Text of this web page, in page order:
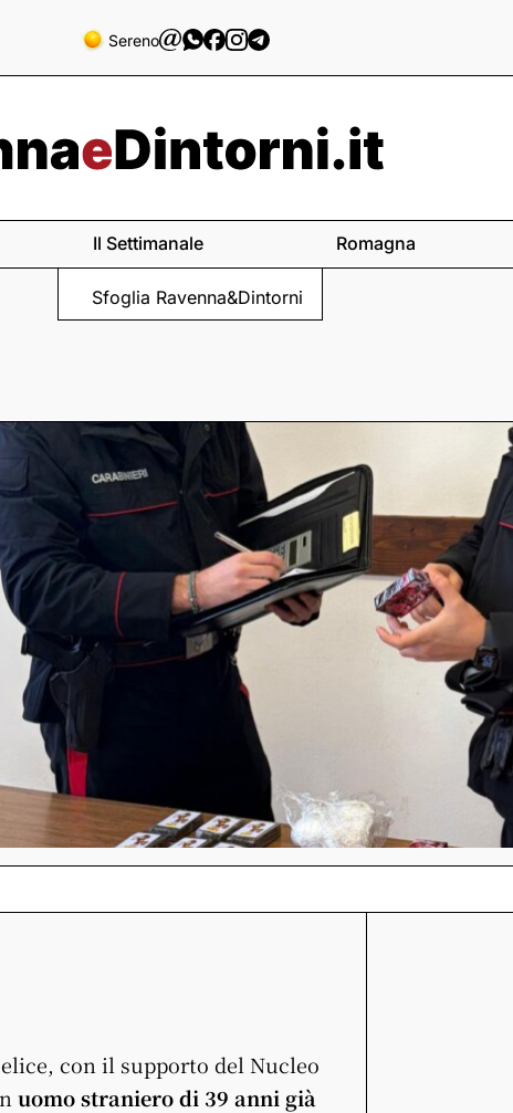
Sereno
Il Settimanale
Sfoglia Ravenna&Dintorni
Romagna
con il supporto del Nucleo
uomo straniero di 39 anni già